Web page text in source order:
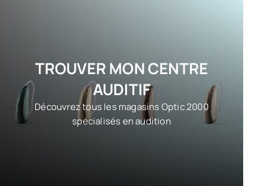
TROUVER MON CENTRE
AUDITIF
Découvrez tous les magasins Optic 2000
spécialisés en audition